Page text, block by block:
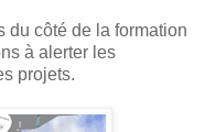
du côté de la formation
à alerter les
projets.